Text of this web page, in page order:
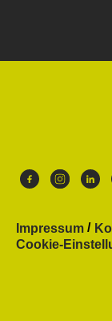
Impressum
Cookie-